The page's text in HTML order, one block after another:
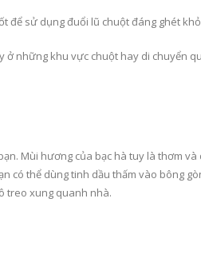
để sử dụng đuổi lũ chuột đáng ghét
ở những khu vực chuột hay di chuyển
Mùi hương của bạc hà tuy là thơm và
có thể dùng tinh dầu thấm vào bông
treo xung quanh nhà.